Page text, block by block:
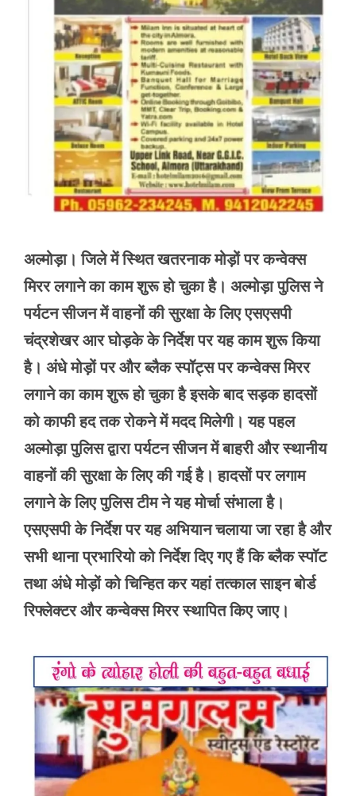
अल्मोड़ा। जिले में स्थित खतरनाक मोड़ों पर कन्वेक्स
मिरर लगाने का काम शुरू हो चुका है। अल्मोड़ा पुलिस ने
पर्यटन सीजन में वाहनों की सुरक्षा के लिए एसएसपी
चंद्रशेखर आर घोड़के के निर्देश पर यह काम शुरू किया
है। अंधे मोड़ों पर और ब्लैक स्पॉट्स पर कन्वेक्स मिरर
लगाने का काम शुरू हो चुका है इसके बाद सड़क हादसों
को काफी हद तक रोकने में मदद मिलेगी। यह पहल
अल्मोड़ा पुलिस द्वारा पर्यटन सीजन में बाहरी और स्थानीय
वाहनों की सुरक्षा के लिए की गई है। हादसों पर लगाम
लगाने के लिए पुलिस टीम ने यह मोर्चा संभाला है।
एसएसपी के निर्देश पर यह अभियान चलाया जा रहा है और
सभी थाना प्रभारियो को निर्देश दिए गए हैं कि ब्लैक स्पॉट
तथा अंधे मोड़ों को चिन्हित कर यहां तत्काल साइन बोर्ड
रिफ्लेक्टर और कन्वेक्स मिरर स्थापित किए जाए।